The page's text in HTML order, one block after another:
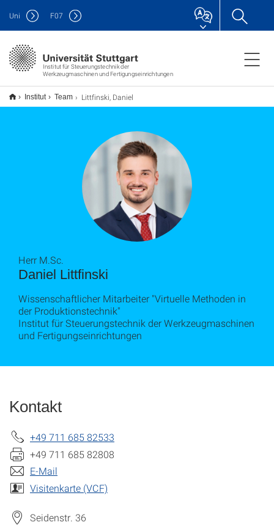
Institut für Steuerungstechnik der
Werkzeugmaschinen und Fertigungseinrichtungen
Uni F07
Institut Team Littfinski, Daniel
Daniel Littfinski
Herr M.Sc.
Wissenschaftlicher Mitarbeiter "Virtuelle Methoden in
der Produktionstechnik"
Institut für Steuerungstechnik der Werkzeugmaschinen
und Fertigungseinrichtungen
Kontakt
+49 711 685 82533
+49 711 685 82808
E-Mail
Visitenkarte (VCF)
Seidenstr. 36